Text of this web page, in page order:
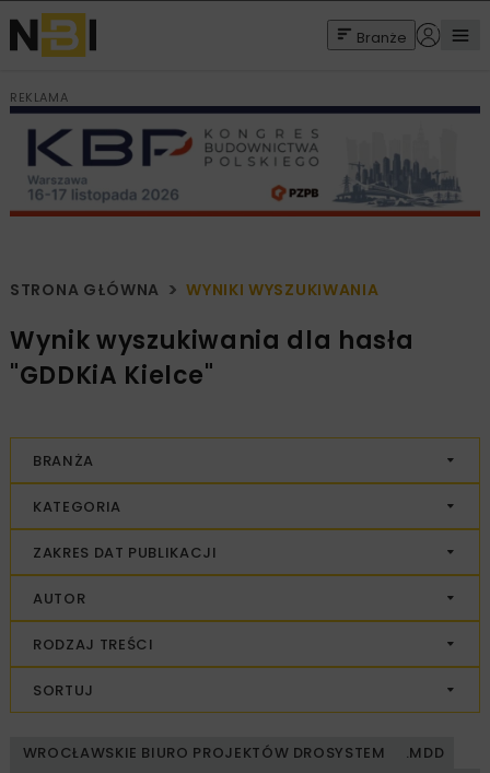
Branże
REKLAMA
STRONA GŁÓWNA WYNIKI WYSZUKIWANIA
Wynik wyszukiwania dla hasła
"GDDKiA Kielce"
BRANŻA
KATEGORIA
ZAKRES DAT PUBLIKACJI
AUTOR
RODZAJ TREŚCI
SORTUJ
WROCŁAWSKIE BIURO PROJEKTÓW DROSYSTEM
.MDD